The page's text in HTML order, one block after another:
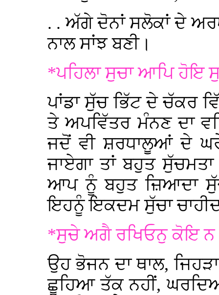
. . ਅੱਗੇ ਦੋਨਾਂ ਸਲੋਕਾਂ ਦੇ
ਨਾਲ ਸਾਂਝ ਬਣੀ।
*ਪਹਿਲਾ ਸੁਚਾ ਆਪਿ ਹੋਇ
ਪਾਂਡਾ ਸੁੱਚ ਭਿੱਟ ਦੇ ਚੱਕਰ
ਤੇ ਅਪਵਿੱਤਰ ਮੰਨਣ ਦਾ
ਜਦੋਂ ਵੀ ਸ਼ਰਧਾਲੂਆਂ ਦੇ
ਜਾਏਗਾ ਤਾਂ ਬਹੁਤ
ਆਪ ਨੂੰ ਬਹੁਤ ਜ਼ਿਆਦਾ
ਇਹਨੂੰ ਇਕਦਮ ਸੁੱਚਾ
*ਸੁਚੇ ਅਗੈ ਰਖਿਓਨੁ ਕੋਇ ਨ
ਉਹ ਭੋਜਨ ਦਾ ਥਾਲ,
ਛੂਹਿਆ ਤੱਕ ਨਹੀਂ,